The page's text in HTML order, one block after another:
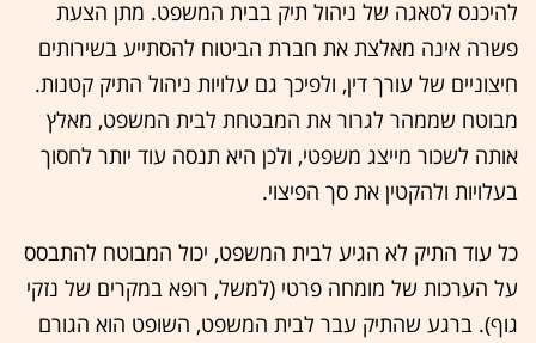
להיכנס לסאגה של ניהול תיק בבית המשפט. מתן הצעת
פשרה אינה מאלצת את חברת הביטוח להסתייע בשירותים
חיצוניים של עורך דין, ולפיכך גם עלויות ניהול התיק קטנות.
מבוטח שממהר לגרור את המבטחת לבית המשפט, מאלץ
אותה לשכור מייצג משפטי, ולכן היא תנסה עוד יותר לחסוך
בעלויות ולהקטין את סך הפיצוי.
כל עוד התיק לא הגיע לבית המשפט, יכול המבוטח להתבסס
על הערכות של מומחה פרטי (למשל, רופא במקרים של נזקי
גוף). ברגע שהתיק עבר לבית המשפט, השופט הוא הגורם